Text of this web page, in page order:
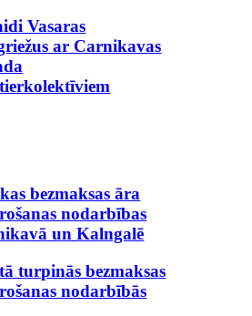
Vasaras
ar Carnikavas
bezmaksas āra
nodarbības
un Kalngalē
turpinās bezmaksas
nodarbībās